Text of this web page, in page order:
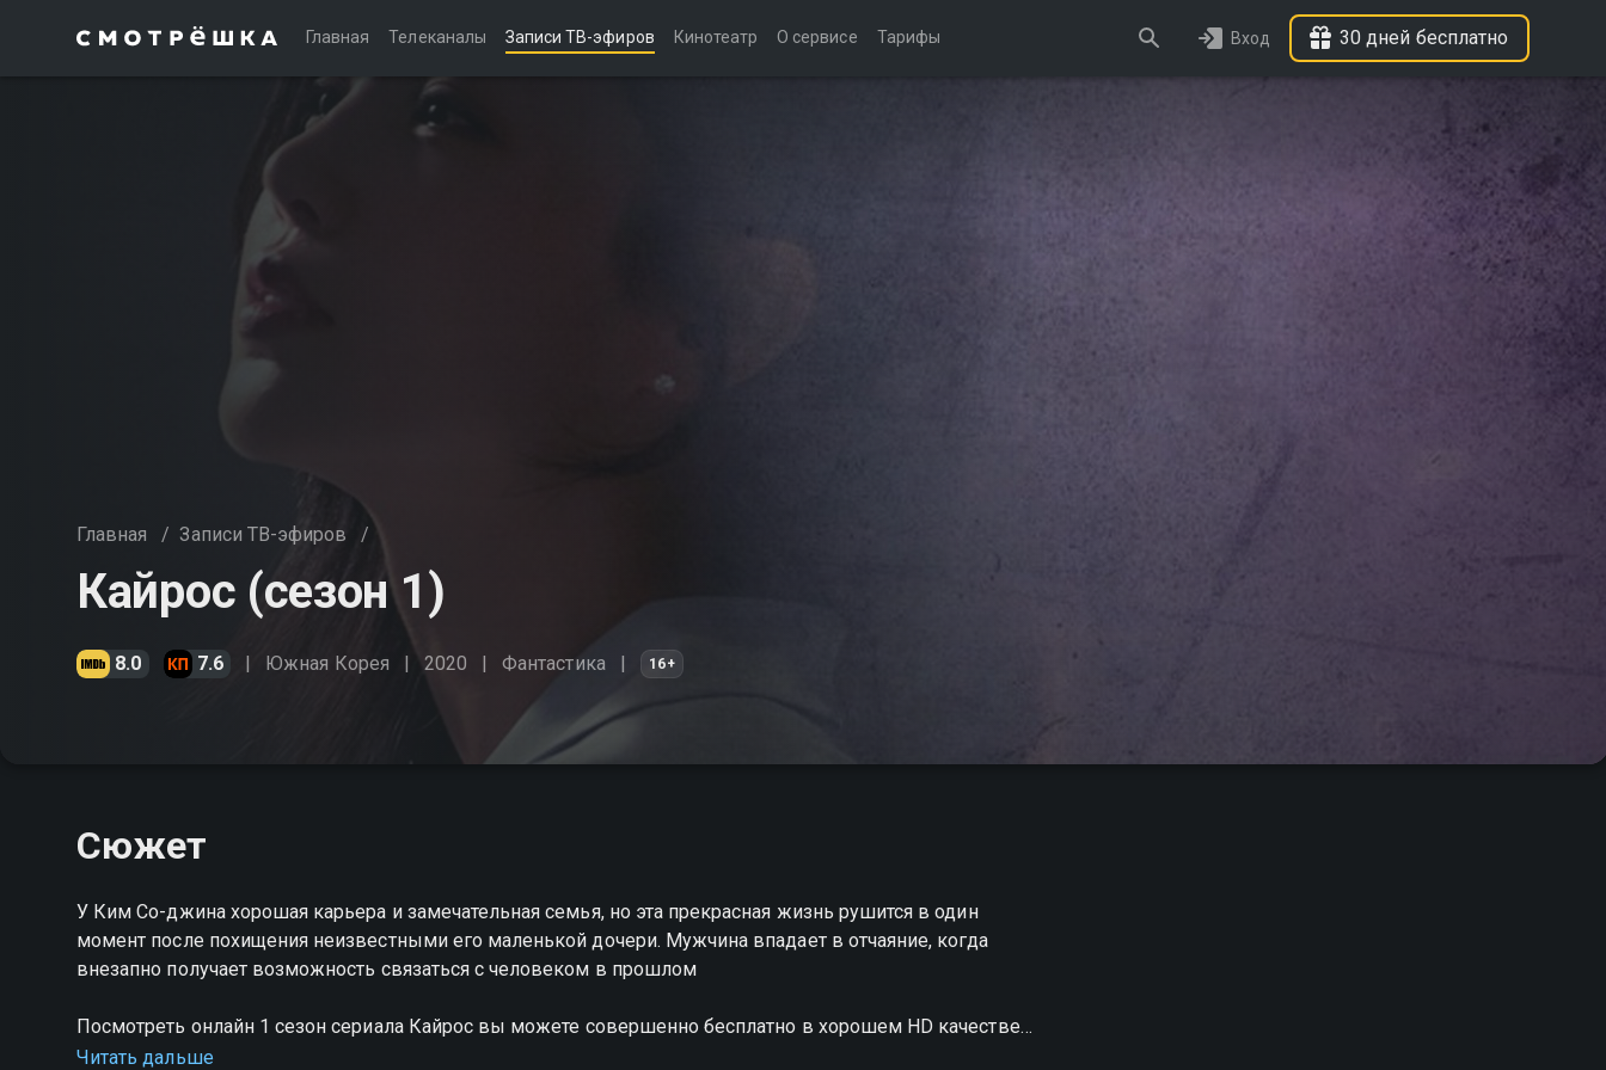
Главная Телеканалы Записи ТВ-эфиров Кинотеатр О сервисе Тарифы Вход 30 дней бесплатно
Главная / Записи ТВ-эфиров /
Кайрос (сезон 1)
8.0 7.6 Южная Корея 2020 Фантастика 16+
Сюжет
У Ким Со-джина хорошая карьера и замечательная семья, но эта прекрасная жизнь рушится в один
момент после похищения неизвестными его маленькой дочери. Мужчина впадает в отчаяние, когда
внезапно получает возможность связаться с человеком в прошлом
Посмотреть онлайн 1 сезон сериала Кайрос вы можете совершенно бесплатно в хорошем HD качестве
на Смотрёшке
Читать дальше